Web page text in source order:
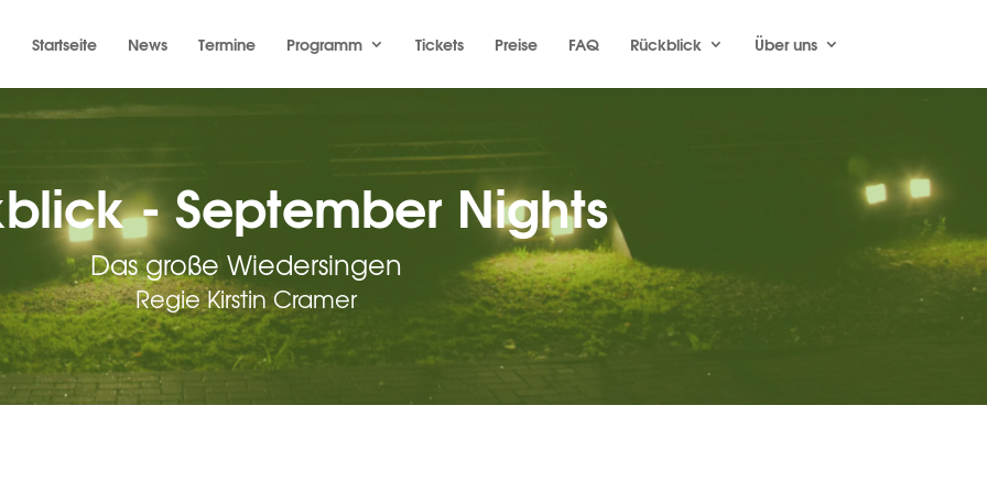
Startseite News Termine Programm Tickets Preise FAQ Rückblick Über uns
- September Nights
Das große Wiedersingen
Regie Kirstin Cramer